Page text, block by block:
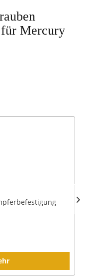
Mercury